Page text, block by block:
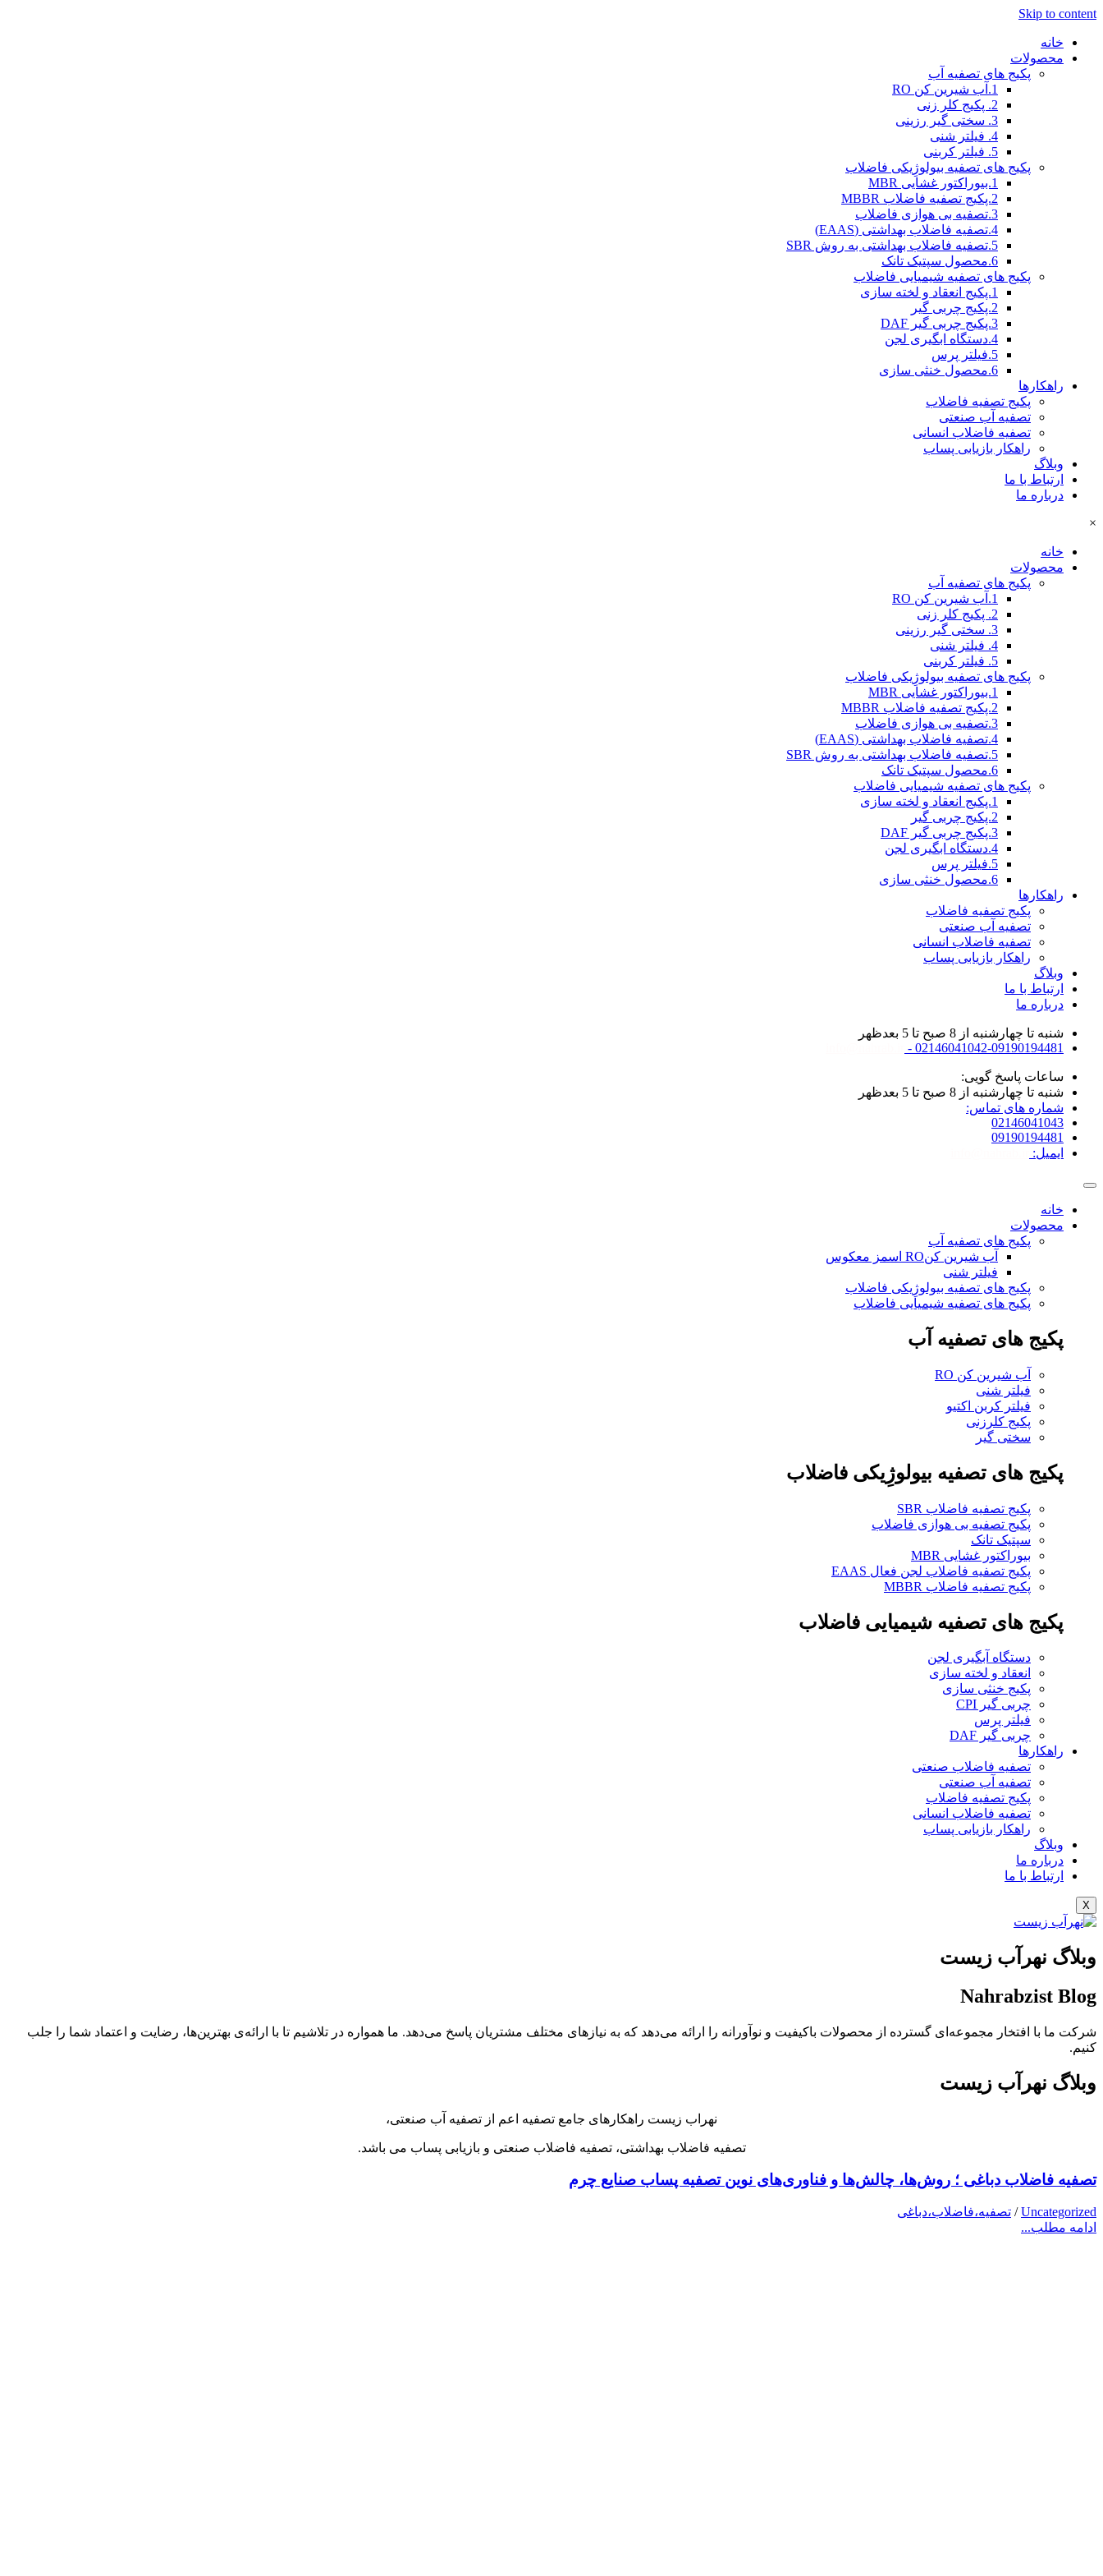
Skip to content
خانه
محصولات
پکیج های تصفیه آب
1.آب شیرین کن RO
2. پکیج کلر زنی
3. سختی گیر رزینی
4. فیلتر شنی
5. فیلتر کربنی
پکیج های تصفیه بیولوژِیکی فاضلاب
1.بیوراکتور غشایی MBR
2.پکیج تصفیه فاضلاب MBBR
3.تصفیه بی هوازی فاضلاب
4.تصفیه فاضلاب بهداشتی (EAAS)
5.تصفیه فاضلاب بهداشتی به روش SBR
6.محصول سپتیک تانک
پکیج های تصفیه شیمیایی فاضلاب
1.پکیج انعقاد و لخته سازی
2.پکیج چربی گیر
3.پکیج چربی گیر DAF
4.دستگاه ابگیری لجن
5.فیلتر پرس
6.محصول خنثی سازی
راهکارها
پکیج تصفیه فاضلاب
تصفیه آب صنعتی
تصفیه فاضلاب انسانی
راهکار بازیابی پساب
وبلاگ
ارتباط با ما
درباره ما
×
خانه
محصولات
پکیج های تصفیه آب
1.آب شیرین کن RO
2. پکیج کلر زنی
3. سختی گیر رزینی
4. فیلتر شنی
5. فیلتر کربنی
پکیج های تصفیه بیولوژِیکی فاضلاب
1.بیوراکتور غشایی MBR
2.پکیج تصفیه فاضلاب MBBR
3.تصفیه بی هوازی فاضلاب
4.تصفیه فاضلاب بهداشتی (EAAS)
5.تصفیه فاضلاب بهداشتی به روش SBR
6.محصول سپتیک تانک
پکیج های تصفیه شیمیایی فاضلاب
1.پکیج انعقاد و لخته سازی
2.پکیج چربی گیر
3.پکیج چربی گیر DAF
4.دستگاه ابگیری لجن
5.فیلتر پرس
6.محصول خنثی سازی
راهکارها
پکیج تصفیه فاضلاب
تصفیه آب صنعتی
تصفیه فاضلاب انسانی
راهکار بازیابی پساب
وبلاگ
ارتباط با ما
درباره ما
شنبه تا چهارشنبه از 8 صبح تا 5 بعدظهر
02146041042-09190194481 -
ساعات پاسخ گویی:
شنبه تا چهارشنبه از 8 صبح تا 5 بعدظهر
شماره های تماس:
02146041043
09190194481
ایمیل:
خانه
محصولات
پکیج های تصفیه آب
آب شیرین کنRO اسمز معکوس
فیلتر شنی
پکیج های تصفیه بیولوژِیکی فاضلاب
پکیج های تصفیه شیمیایی فاضلاب
پکیج های تصفیه آب
آب شیرین کن RO
فیلتر شنی
فیلتر کربن اکتیو
پکیج کلرزنی
سختی گیر
پکیج های تصفیه بیولوژِیکی فاضلاب
پکیج تصفیه فاضلاب SBR
پکیج تصفیه بی هوازی فاضلاب
سپتیک تانک
بیوراکتور غشایی MBR
پکیج تصفیه فاضلاب لجن فعال EAAS
پکیج تصفیه فاضلاب MBBR
پکیج های تصفیه شیمیایی فاضلاب
دستگاه آبگیری لجن
انعقاد و لخته سازی
پکیج خنثی سازی
چربی گیر CPI
فیلتر پرس
چربی گیر DAF
راهکارها
تصفیه فاضلاب صنعتی
تصفیه آب صنعتی
پکیج تصفیه فاضلاب
تصفیه فاضلاب انسانی
راهکار بازیابی پساب
وبلاگ
درباره ما
ارتباط با ما
X
وبلاگ نهرآب زیست
Nahrabzist Blog
شرکت ما با افتخار مجموعه‌ای گسترده از محصولات باکیفیت و نوآورانه را ارائه می‌دهد که به نیازهای مختلف مشتریان پاسخ می‌دهد. ما همواره در تلاشیم تا با ارائه‌ی بهترین‌ها، رضایت و اعتماد شما را جلب
کنیم.
وبلاگ نهرآب زیست
نهراب زیست راهکارهای جامع تصفیه اعم از تصفیه آب صنعتی،
تصفیه فاضلاب بهداشتی، تصفیه فاضلاب صنعتی و بازیابی پساب می باشد.
تصفیه فاضلاب دباغی ؛ روش‌ها، چالش‌ها و فناوری‌های نوین تصفیه پساب صنایع چرم
Uncategorized
/ تصفیه،فاضلاب،دباغی
ادامه مطلب...